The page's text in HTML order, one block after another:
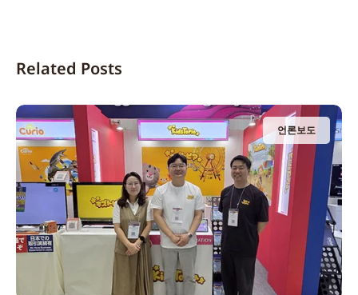
Related Posts
언론보도